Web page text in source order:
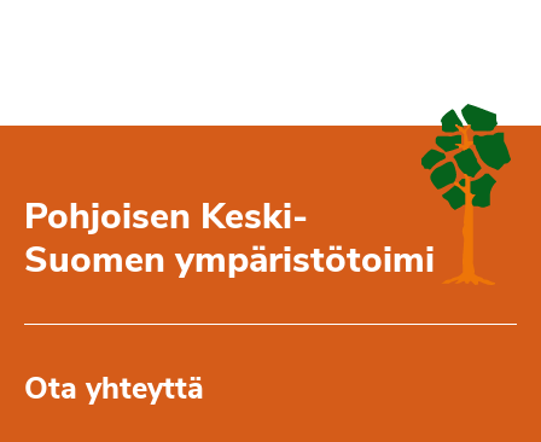
Pohjoisen Keski-
Suomen ympäristötoimi
Ota yhteyttä